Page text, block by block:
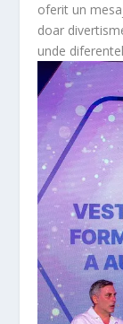
oferit un
doar
unde